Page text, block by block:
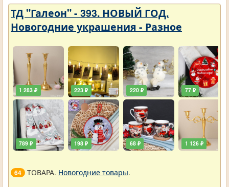
ТД "Галеон" - 393. НОВЫЙ ГОД.
Новогодние украшения - Разное
1 283 ₽
789 ₽
223 ₽
198 ₽
220 ₽
68 ₽
77 ₽
1 126 ₽
64 ТОВАРА. Новогодние товары.